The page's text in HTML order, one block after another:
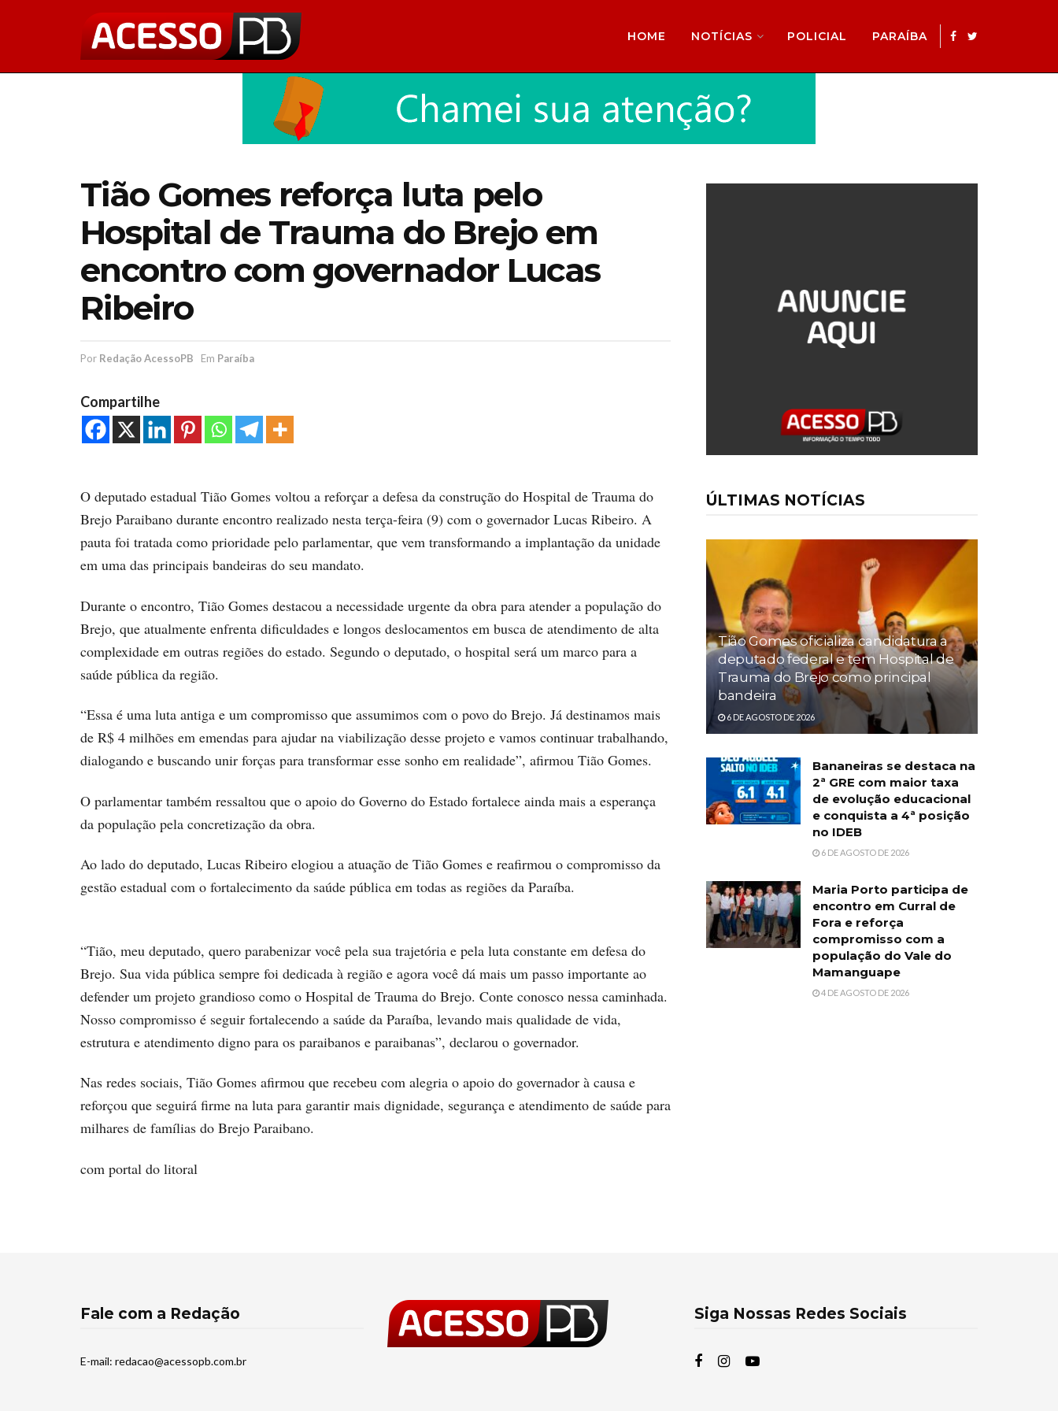
HOME NOTÍCIAS POLICIAL PARAÍBA
Tião Gomes reforça luta pelo
Hospital de Trauma do Brejo em
encontro com governador Lucas
Ribeiro
Por Redação AcessoPB Em Paraíba
Compartilhe
O deputado estadual Tião Gomes voltou a reforçar a defesa da construção do Hospital de Trauma do
Brejo Paraibano durante encontro realizado nesta terça-feira (9) com o governador Lucas Ribeiro. A
pauta foi tratada como prioridade pelo parlamentar, que vem transformando a implantação da unidade
em uma das principais bandeiras do seu mandato.
Durante o encontro, Tião Gomes destacou a necessidade urgente da obra para atender a população do
Brejo, que atualmente enfrenta dificuldades e longos deslocamentos em busca de atendimento de alta
complexidade em outras regiões do estado. Segundo o deputado, o hospital será um marco para a
saúde pública da região.
“Essa é uma luta antiga e um compromisso que assumimos com o povo do Brejo. Já destinamos mais
de R$ 4 milhões em emendas para ajudar na viabilização desse projeto e vamos continuar trabalhando,
dialogando e buscando unir forças para transformar esse sonho em realidade”, afirmou Tião Gomes.
O parlamentar também ressaltou que o apoio do Governo do Estado fortalece ainda mais a esperança
da população pela concretização da obra.
Ao lado do deputado, Lucas Ribeiro elogiou a atuação de Tião Gomes e reafirmou o compromisso da
gestão estadual com o fortalecimento da saúde pública em todas as regiões da Paraíba.
“Tião, meu deputado, quero parabenizar você pela sua trajetória e pela luta constante em defesa do
Brejo. Sua vida pública sempre foi dedicada à região e agora você dá mais um passo importante ao
defender um projeto grandioso como o Hospital de Trauma do Brejo. Conte conosco nessa caminhada.
Nosso compromisso é seguir fortalecendo a saúde da Paraíba, levando mais qualidade de vida,
estrutura e atendimento digno para os paraibanos e paraibanas”, declarou o governador.
Nas redes sociais, Tião Gomes afirmou que recebeu com alegria o apoio do governador à causa e
reforçou que seguirá firme na luta para garantir mais dignidade, segurança e atendimento de saúde para
milhares de famílias do Brejo Paraibano.
com portal do litoral
ÚLTIMAS NOTÍCIAS
Tião Gomes oficializa candidatura a
deputado federal e tem Hospital de
Trauma do Brejo como principal
bandeira
6 DE AGOSTO DE 2026
Bananeiras se destaca na
2ª GRE com maior taxa
de evolução educacional
e conquista a 4ª posição
no IDEB
6 DE AGOSTO DE 2026
Maria Porto participa de
encontro em Curral de
Fora e reforça
compromisso com a
população do Vale do
Mamanguape
4 DE AGOSTO DE 2026
Fale com a Redação
E-mail: redacao@acessopb.com.br
Siga Nossas Redes Sociais